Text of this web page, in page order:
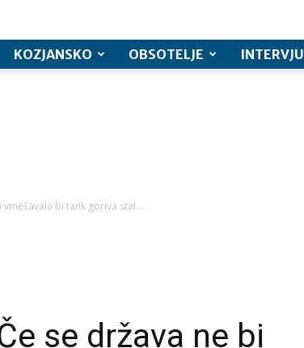
KOZJANSKO OBSOTELJE INTERVJU
vmešavala bi tank goriva stal...
se država ne bi